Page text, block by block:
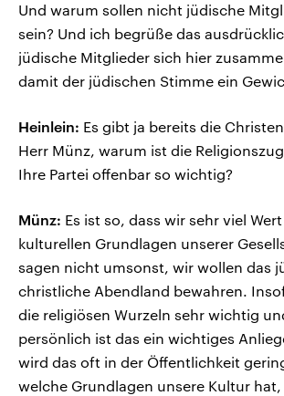
Und warum sollen nicht jüdische
sein? Und ich begrüße das
jüdische Mitglieder sich hier
damit der jüdischen Stimme ein
Heinlein: Es gibt ja bereits die
Herr Münz, warum ist die
Ihre Partei offenbar so wichtig?
Münz: Es ist so, dass wir sehr viel
kulturellen Grundlagen unserer
sagen nicht umsonst, wir wollen das
christliche Abendland bewahren.
die religiösen Wurzeln sehr wichtig
persönlich ist das ein wichtiges
wird das oft in der Öffentlichkeit
welche Grundlagen unsere Kultur